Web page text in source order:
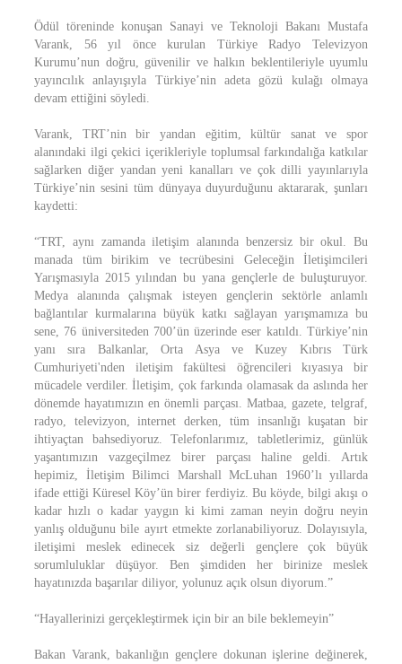
Ödül töreninde konuşan Sanayi ve Teknoloji Bakanı Mustafa
Varank, 56 yıl önce kurulan Türkiye Radyo Televizyon
Kurumu’nun doğru, güvenilir ve halkın beklentileriyle uyumlu
yayıncılık anlayışıyla Türkiye’nin adeta gözü kulağı olmaya
devam ettiğini söyledi.
Varank, TRT’nin bir yandan eğitim, kültür sanat ve spor
alanındaki ilgi çekici içerikleriyle toplumsal farkındalığa katkılar
sağlarken diğer yandan yeni kanalları ve çok dilli yayınlarıyla
Türkiye’nin sesini tüm dünyaya duyurduğunu aktararak, şunları
kaydetti:
“TRT, aynı zamanda iletişim alanında benzersiz bir okul. Bu
manada tüm birikim ve tecrübesini Geleceğin İletişimcileri
Yarışmasıyla 2015 yılından bu yana gençlerle de buluşturuyor.
Medya alanında çalışmak isteyen gençlerin sektörle anlamlı
bağlantılar kurmalarına büyük katkı sağlayan yarışmamıza bu
sene, 76 üniversiteden 700’ün üzerinde eser katıldı. Türkiye’nin
yanı sıra Balkanlar, Orta Asya ve Kuzey Kıbrıs Türk
Cumhuriyeti'nden iletişim fakültesi öğrencileri kıyasıya bir
mücadele verdiler. İletişim, çok farkında olamasak da aslında her
dönemde hayatımızın en önemli parçası. Matbaa, gazete, telgraf,
radyo, televizyon, internet derken, tüm insanlığı kuşatan bir
ihtiyaçtan bahsediyoruz. Telefonlarımız, tabletlerimiz, günlük
yaşantımızın vazgeçilmez birer parçası haline geldi. Artık
hepimiz, İletişim Bilimci Marshall McLuhan 1960’lı yıllarda
ifade ettiği Küresel Köy’ün birer ferdiyiz. Bu köyde, bilgi akışı o
kadar hızlı o kadar yaygın ki kimi zaman neyin doğru neyin
yanlış olduğunu bile ayırt etmekte zorlanabiliyoruz. Dolayısıyla,
iletişimi meslek edinecek siz değerli gençlere çok büyük
sorumluluklar düşüyor. Ben şimdiden her birinize meslek
hayatınızda başarılar diliyor, yolunuz açık olsun diyorum.”
“Hayallerinizi gerçekleştirmek için bir an bile beklemeyin”
Bakan Varank, bakanlığın gençlere dokunan işlerine değinerek,